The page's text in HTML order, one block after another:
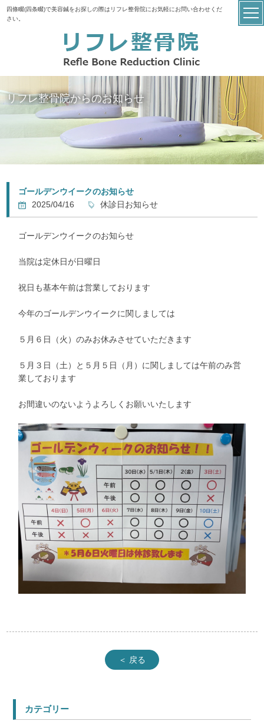
四條畷(四条畷)で美容鍼をお探しの際はリフレ整骨院にお気軽にお問い合わせくだ
さい。
リフレ整骨院からのお知らせ
ゴールデンウイークのお知らせ
2025/04/16
休診日お知らせ
ゴールデンウイークのお知らせ
当院は定休日が日曜日
祝日も基本午前は営業しております
今年のゴールデンウイークに関しましては
５月６日（火）のみお休みさせていただきます
５月３日（土）と５月５日（月）に関しましては午前のみ営
業しております
お間違いのないようよろしくお願いいたします
＜ 戻る
カテゴリー